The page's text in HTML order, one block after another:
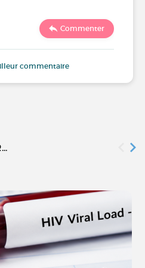
Commenter
commentaire